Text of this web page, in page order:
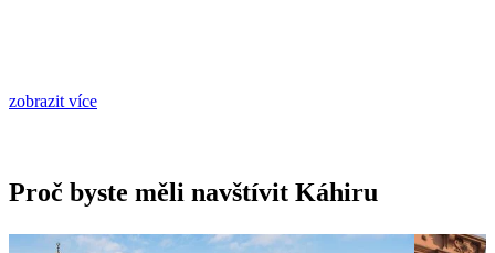
zobrazit více
Proč byste měli navštívit Káhiru